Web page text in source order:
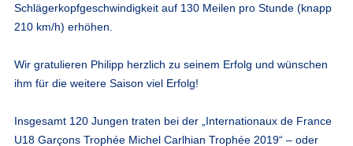
Schlägerkopfgeschwindigkeit auf 130 Meilen pro Stunde (knapp
210 km/h) erhöhen.
Wir gratulieren Philipp herzlich zu seinem Erfolg und wünschen
ihm für die weitere Saison viel Erfolg!
Insgesamt 120 Jungen traten bei der „Internationaux de France
U18 Garçons Trophée Michel Carlhian Trophée 2019“ – oder